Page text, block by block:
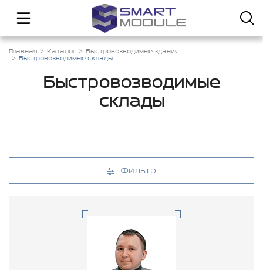
Главная Каталог
Быстровозводимые здания
Быстровозводимые склады
Быстровозводимые
склады
Фильтр